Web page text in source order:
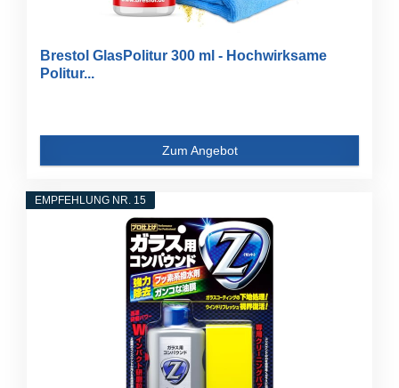
Brestol GlasPolitur 300 ml - Hochwirksame
Politur...
Zum Angebot
EMPFEHLUNG NR. 15